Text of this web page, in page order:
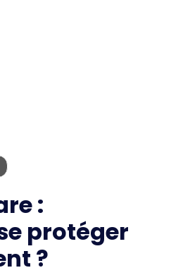
:
protéger
?